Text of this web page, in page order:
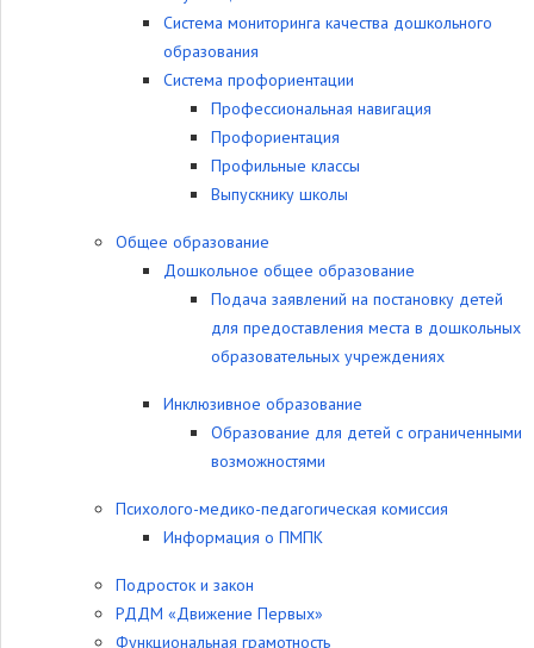
Система мониторинга качества дошкольного
образования
Система профориентации
Профессиональная навигация
Профориентация
Профильные классы
Выпускнику школы
Общее образование
Дошкольное общее образование
Подача заявлений на постановку детей
для предоставления места в дошкольных
образовательных учреждениях
Инклюзивное образование
Образование для детей с ограниченными
возможностями
Психолого-медико-педагогическая комиссия
Информация о ПМПК
Подросток и закон
РДДМ «Движение Первых»
Функциональная грамотность